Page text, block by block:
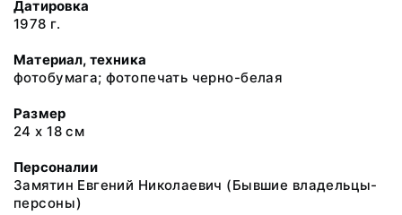
Датировка
1978 г.
Материал, техника
фотобумага; фотопечать черно-белая
Размер
24 х 18 см
Персоналии
Замятин Евгений Николаевич (Бывшие владельцы-
персоны)